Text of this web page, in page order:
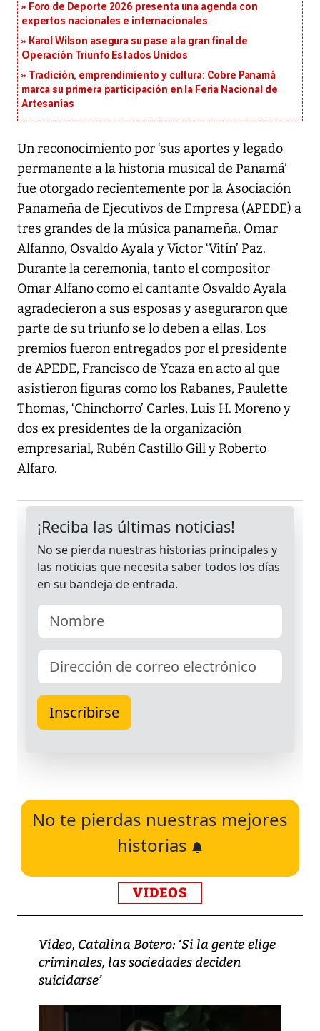
Foro de Deporte 2026 presenta una agenda con
expertos nacionales e internacionales
Karol Wilson asegura su pase a la gran final de
Operación Triunfo Estados Unidos
Tradición, emprendimiento y cultura: Cobre Panamá
marca su primera participación en la Feria Nacional de
Artesanías
Un reconocimiento por ‘sus aportes y legado
permanente a la historia musical de Panamá’
fue otorgado recientemente por la Asociación
Panameña de Ejecutivos de Empresa (APEDE) a
tres grandes de la música panameña, Omar
Alfanno, Osvaldo Ayala y Víctor ‘Vitín’ Paz.
Durante la ceremonia, tanto el compositor
Omar Alfano como el cantante Osvaldo Ayala
agradecieron a sus esposas y aseguraron que
parte de su triunfo se lo deben a ellas. Los
premios fueron entregados por el presidente
de APEDE, Francisco de Ycaza en acto al que
asistieron figuras como los Rabanes, Paulette
Thomas, ‘Chinchorro’ Carles, Luis H. Moreno y
dos ex presidentes de la organización
empresarial, Rubén Castillo Gill y Roberto
Alfaro.
No te pierdas nuestras mejores
historias
VIDEOS
Video, Catalina Botero: ‘Si la gente elige
criminales, las sociedades deciden
suicidarse’